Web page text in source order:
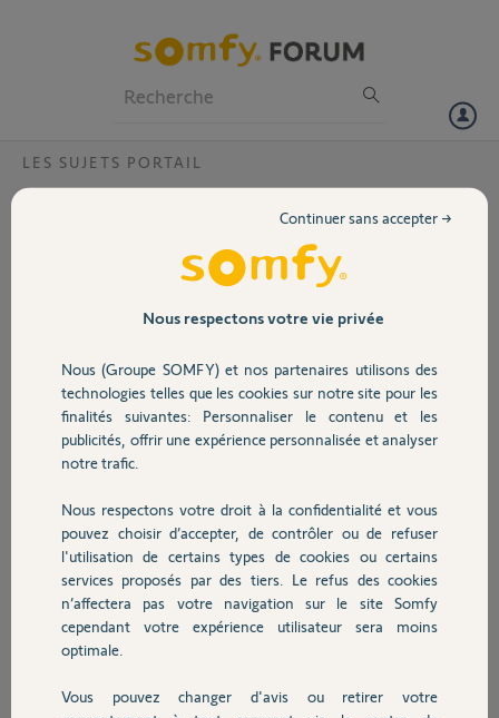
Volet
Sécurité
Domotique
Chauffage
Autres produits
Devis avec un pro
LES SUJETS PORTAIL
Communication appli et Ixengo
Depuis plusieurs semaines après avoir ouvert le portail Ixengo io par
une télécommande, l'application ne voit pas le portail ouvert. Idem
en fermeture. De ce fait on ne peut plus se fier à l'application pour
savoir dans quel état est le portail. Ce phénomène ne se produit pas
Comment puis résoudre ce défaut ?
Merci,
Cordialement
il y a 5 mois
Participer au fil de discussion
Réponses
Il y a une des deux infos que vous nous dites qui est fausse !
Nous respectons votre vie privée
Nous (Groupe SOMFY) et nos partenaires utilisons des
technologies telles que les cookies sur notre site pour les
finalités suivantes: Personnaliser le contenu et les
publicités, offrir une expérience personnalisée et analyser
notre trafic.
Nous respectons votre droit à la confidentialité et vous
pouvez choisir d’accepter, de contrôler ou de refuser
l'utilisation de certains types de cookies ou certains
services proposés par des tiers. Le refus des cookies
n’affectera pas votre navigation sur le site Somfy
cependant votre expérience utilisateur sera moins
optimale.
Vous pouvez changer d'avis ou retirer votre
Continuer sans accepter →